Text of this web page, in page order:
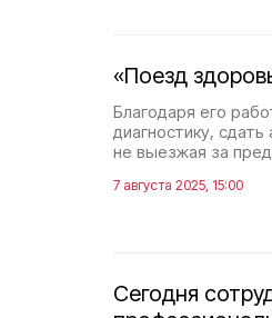
«Поезд
Благодаря его
диагностику,
не выезжая за
7 августа 2025, 15:00
Сегодня